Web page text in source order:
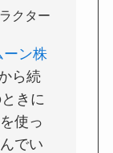
クター
ーン株
ら続
きに
使っ
でい